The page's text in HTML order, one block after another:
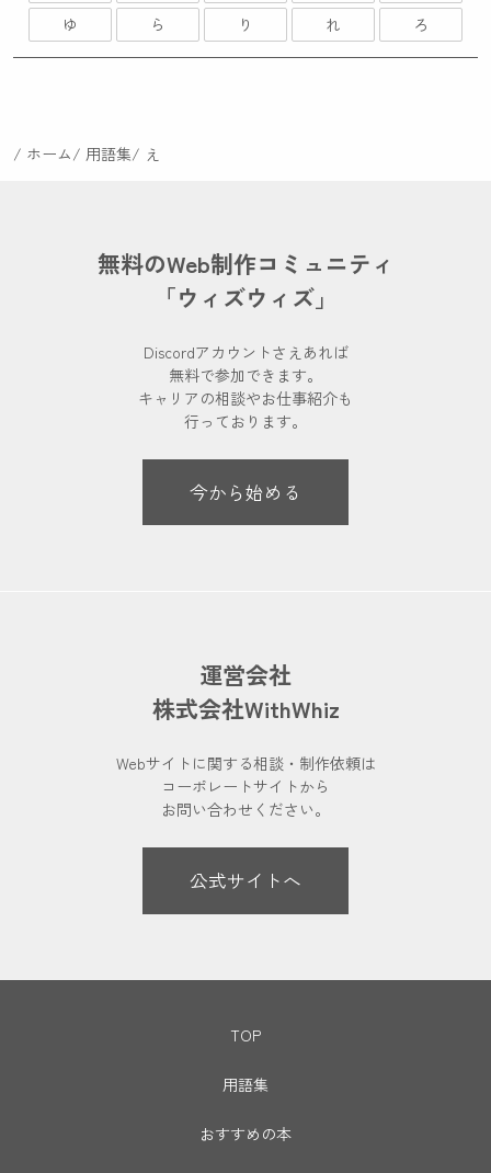
ゆ
ら り れ ろ
ホーム 用語集 え
無料のWeb制作コミュニティ
「ウィズウィズ」
Discordアカウントさえあれば
無料で参加できます。
キャリアの相談やお仕事紹介も
行っております。
今から始める
運営会社
株式会社WithWhiz
Webサイトに関する相談・制作依頼は
コーポレートサイトから
お問い合わせください。
公式サイトへ
TOP
用語集
おすすめの本